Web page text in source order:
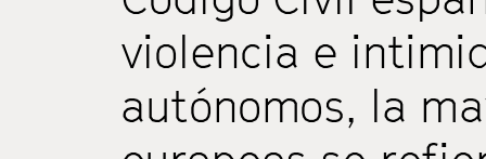
violencia e
autónomos, la